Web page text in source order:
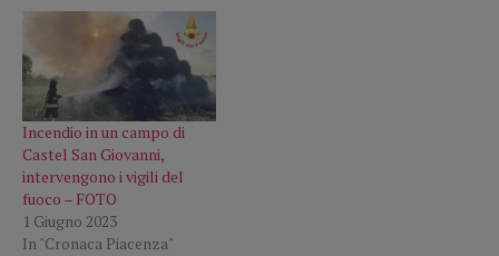
Incendio in un campo di
Castel San Giovanni,
intervengono i vigili del
fuoco – FOTO
1 Giugno 2023
In "Cronaca Piacenza"